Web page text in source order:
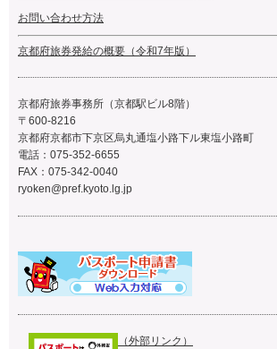
お問い合わせ方法
京都府旅券発給の概要（令和7年版）
京都府旅券事務所（京都駅ビル8階）
〒600-8216
京都府京都市下京区烏丸通塩小路下ル東塩小路町
電話：075-352-6655
FAX：075-342-0040
ryoken@pref.kyoto.lg.jp
（外部リンク）